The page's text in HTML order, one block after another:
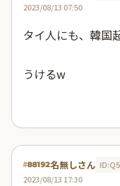
2023/08/13 07:50
タイ人にも、韓国
うけるw
#88192名無しさん
2023/08/13 17:30